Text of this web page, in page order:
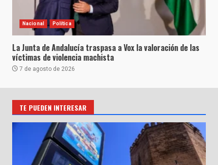
Nacional Política
La Junta de Andalucía traspasa a Vox la valoración de las
víctimas de violencia machista
7 de agosto de 2026
TE PUEDEN INTERESAR